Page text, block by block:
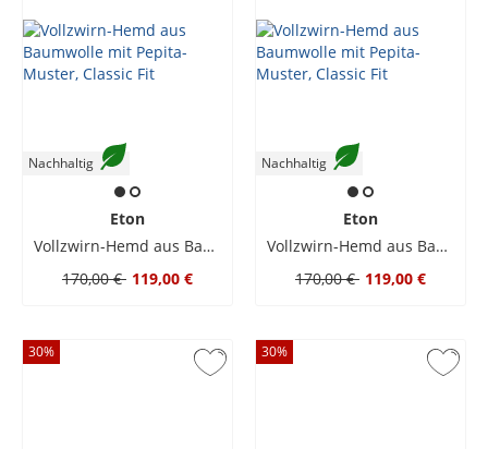
Nachhaltig
Eton
Vollzwirn-Hemd aus Baumwolle mit Pepita-Muster, Classic Fit
170,00 € 119,00 €
Nachhaltig
Eton
Vollzwirn-Hemd aus Baumwolle mit Pepita-Muster, Classic Fit
170,00 € 119,00 €
30% 30%